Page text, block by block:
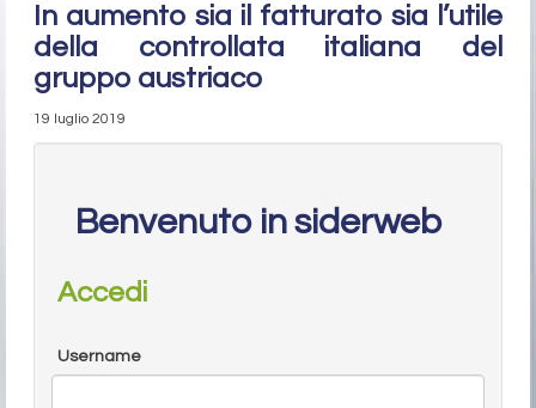
In aumento sia il fatturato sia l’utile
della controllata italiana del
gruppo austriaco
19 luglio 2019
Benvenuto in siderweb
Accedi
Username